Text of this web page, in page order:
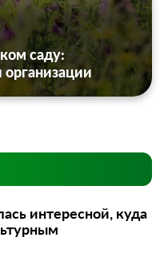
саду:
интересной, куда